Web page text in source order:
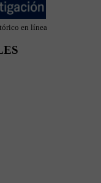
en línea